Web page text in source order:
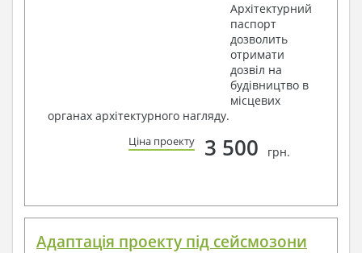
Архітектурний
паспорт
дозволить
отримати
дозвіл на
будівництво в
місцевих
органах архітектурного нагляду.
Ціна проекту 3 500 грн.
Адаптація проекту під сейсмозони